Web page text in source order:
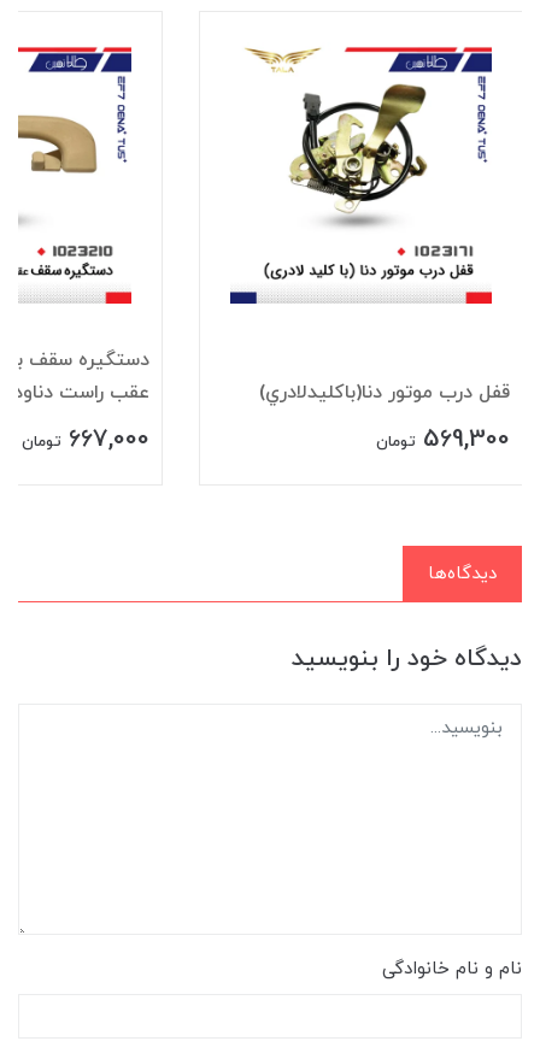
قفل درب موتور دنا(باکليدلادري)
569,300 تومان
دستگيره سقف
عقب راست
667,000 تومان
دیدگاه‌ها
دیدگاه خود را بنویسید
نام و نام خانوادگی